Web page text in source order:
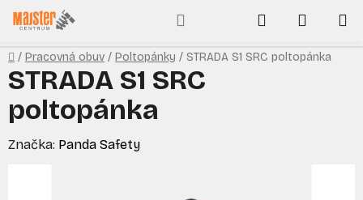
Prejsť
na
obsah
Hľadať
KOŠÍK
Domov
/ Pracovná obuv / Poltopánky / STRADA S1 SRC poltopánka
STRADA S1 SRC
poltopánka
Značka: Panda Safety